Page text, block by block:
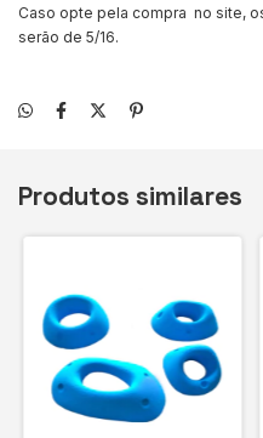
Caso opte pela compra no site,
serão de 5/16.
Produtos similares